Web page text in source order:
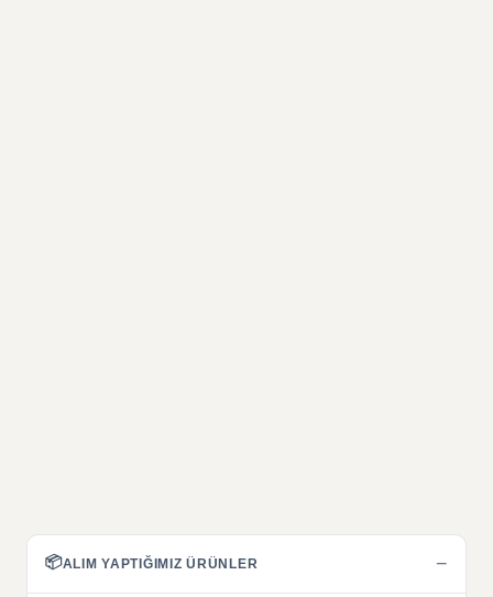
📦ALIM YAPTIĞIMIZ ÜRÜNLER −